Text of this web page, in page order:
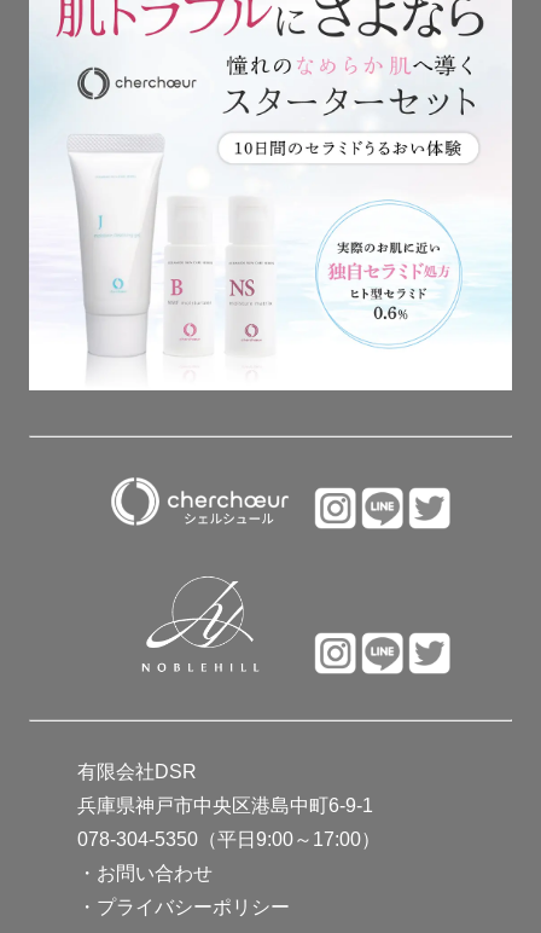
有限会社DSR
兵庫県神戸市中央区港島中町6-9-1
078-304-5350（平日9:00～17:00）
・ お問い合わせ
・ プライバシーポリシー